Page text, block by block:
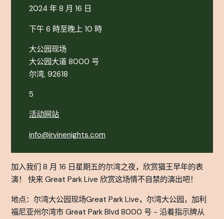
2024 年 8 月 16 日
下午 6 時至晚上 10 時
大公园现场
大公园大道 8000 号
尔湾, 92618
5
活动网站
info@irvinenights.com
加入我们 8 月 16 日星期五的尔湾之夜，欣赏猫王早年的表
演！ 快来 Great Park Live 欣赏这场情不自禁的演出吧！
地点：尔湾大公园现场Great Park Live，尔湾大公园，加利
福尼亚州尔湾市 Great Park Blvd 8000 号 - 沿着指示牌从